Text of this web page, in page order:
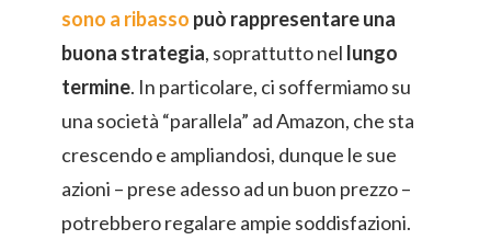
sono a ribasso può rappresentare una
buona strategia, soprattutto nel lungo
termine. In particolare, ci soffermiamo su
una società “parallela” ad Amazon, che sta
crescendo e ampliandosi, dunque le sue
azioni – prese adesso ad un buon prezzo –
potrebbero regalare ampie soddisfazioni.